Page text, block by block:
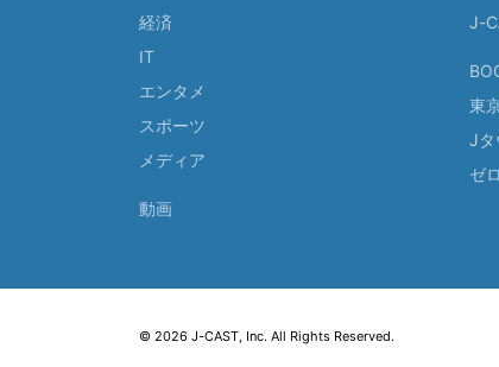
経済
IT
エンタメ
スポーツ
メディア
動画
J-
東
Jタ
ゼ
© 2026 J-CAST, Inc. All Rights Reserved.